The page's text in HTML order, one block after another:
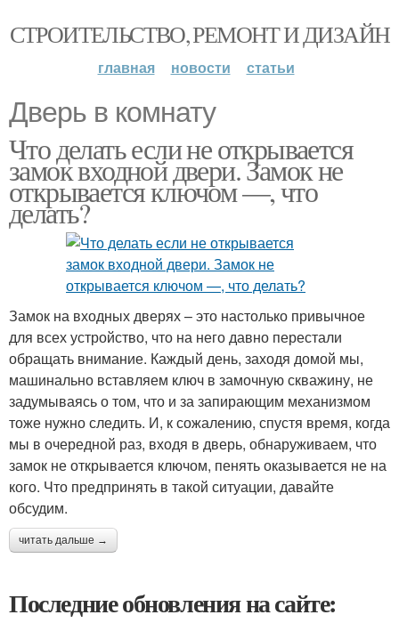
СТРОИТЕЛЬСТВО, РЕМОНТ И ДИЗАЙН
главная новости статьи
Дверь в комнату
Что делать если не открывается
замок входной двери. Замок не
открывается ключом —, что
делать?
Замок на входных дверях – это настолько привычное
для всех устройство, что на него давно перестали
обращать внимание. Каждый день, заходя домой мы,
машинально вставляем ключ в замочную скважину, не
задумываясь о том, что и за запирающим механизмом
тоже нужно следить. И, к сожалению, спустя время, когда
мы в очередной раз, входя в дверь, обнаруживаем, что
замок не открывается ключом, пенять оказывается не на
кого. Что предпринять в такой ситуации, давайте
обсудим.
читать дальше →
Последние обновления на сайте: